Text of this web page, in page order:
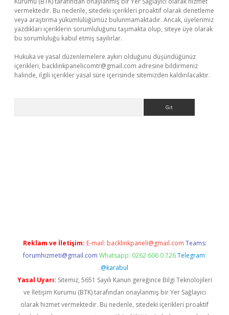
vermektedir. Bu nedenle, sitedeki içerikleri proaktif olarak denetleme
veya araştırma yükümlülüğümüz bulunmamaktadır. Ancak, üyelerimiz
yazdıkları içeriklerin sorumluluğunu taşımakta olup, siteye üye olarak
bu sorumluluğu kabul etmiş sayılırlar.
Hukuka ve yasal düzenlemelere aykırı olduğunu düşündüğünüz
içerikleri, backlinkpanelicomtr@gmail.com adresine bildirmeniz
halinde, ilgili içerikler yasal süre içerisinde sitemizden kaldırılacaktır.
Reklam ve İletişim: E-mail: backlinkpaneli@gmail.com Teams:
forumhizmeti@gmail.com Whatsapp: 0262 606 0 726 Telegram:
@karabul
Yasal Uyarı: Sitemiz, 5651 Sayılı Kanun gereğince Bilgi Teknolojileri
ve İletişim Kurumu (BTK) tarafından onaylanmış bir Yer Sağlayıcı
olarak hizmet vermektedir. Bu nedenle, sitedeki içerikleri proaktif